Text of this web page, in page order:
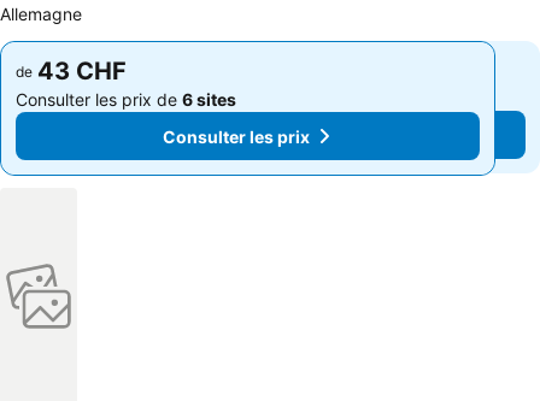
Allemagne
de 43 CHF
Consulter les prix de 6 sites
Consulter les prix
de 43 CHF
Consulter les prix de 6 sites
Consulter les prix